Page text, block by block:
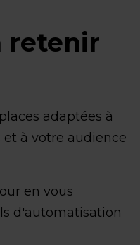
retenir
adaptées à
à votre audience
en vous
d'automatisation